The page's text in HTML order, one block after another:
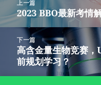
导
上一篇
上
篇
文
章：
2023 BBO最新考情
下一篇
下
篇
文
高含金量生物竞赛
前规划学习？